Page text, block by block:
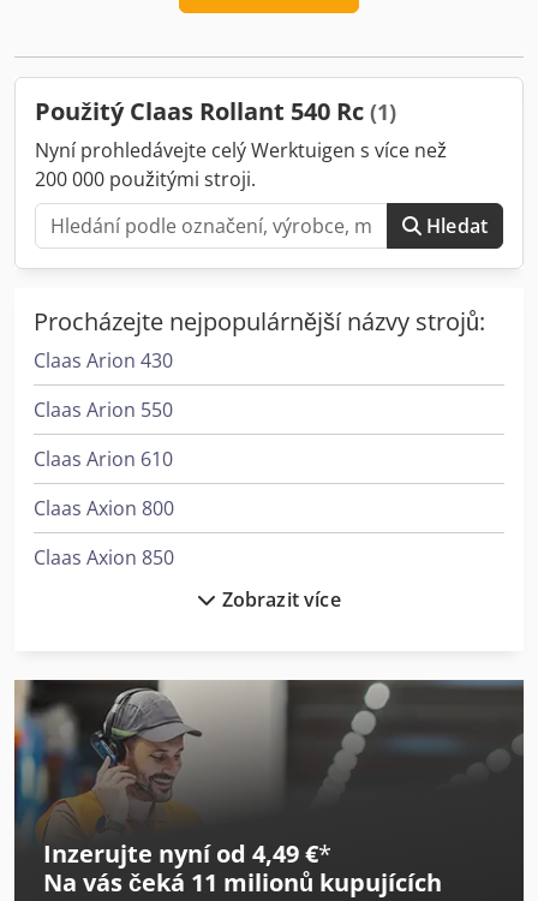
ot/min / Csdotia Dfepfx Adherf
Použitý Claas Rollant 540 Rc (1)
Nyní prohledávejte celý Werktuigen s více než
200 000 použitými stroji.
Hledat
Procházejte nejpopulárnější názvy strojů:
Claas Arion 430
Claas Arion 550
Claas Arion 610
Claas Axion 800
Claas Axion 850
Claas Jaguar 940
Claas Jaguar 950
Claas Kombajn
Claas Lexion 5400
Zobrazit více
Inzerujte nyní od 4,49 €*
Na vás čeká 11 milionů kupujících